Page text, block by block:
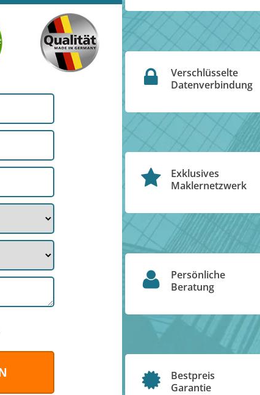
Verschlüsselte
Datenverbindung
Exklusives
Maklernetzwerk
Persönliche
Beratung
Bestpreis
Garantie